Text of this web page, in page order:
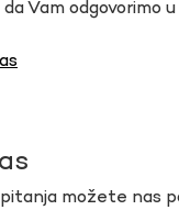
Vam odgovorimo
možete nas